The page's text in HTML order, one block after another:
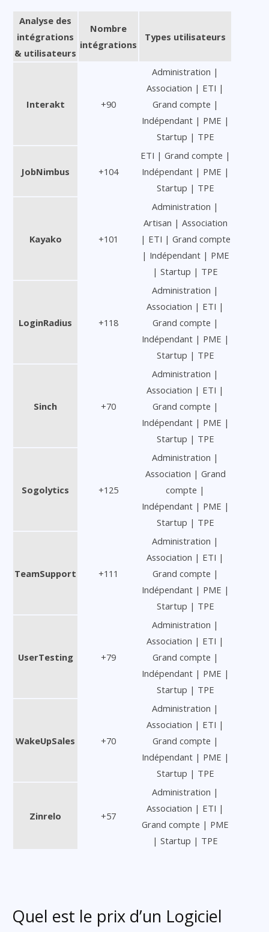
Analyse des
intégrations
& utilisateurs
Nombre
intégrations
Types utilisateurs
Interakt +90
Administration |
Association | ETI |
Grand compte |
Indépendant | PME |
Startup | TPE
JobNimbus +104
ETI | Grand compte |
Indépendant | PME |
Startup | TPE
Kayako +101
Administration |
Artisan | Association
| ETI | Grand compte
| Indépendant | PME
| Startup | TPE
LoginRadius +118
Administration |
Association | ETI |
Grand compte |
Indépendant | PME |
Startup | TPE
Sinch +70
Administration |
Association | ETI |
Grand compte |
Indépendant | PME |
Startup | TPE
Sogolytics +125
Administration |
Association | Grand
compte |
Indépendant | PME |
Startup | TPE
TeamSupport +111
Administration |
Association | ETI |
Grand compte |
Indépendant | PME |
Startup | TPE
UserTesting +79
Administration |
Association | ETI |
Grand compte |
Indépendant | PME |
Startup | TPE
WakeUpSales +70
Administration |
Association | ETI |
Grand compte |
Indépendant | PME |
Startup | TPE
Zinrelo +57
Administration |
Association | ETI |
Grand compte | PME
| Startup | TPE
Quel est le prix d’un Logiciel